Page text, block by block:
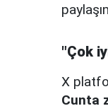
"Çok
X
Cunta